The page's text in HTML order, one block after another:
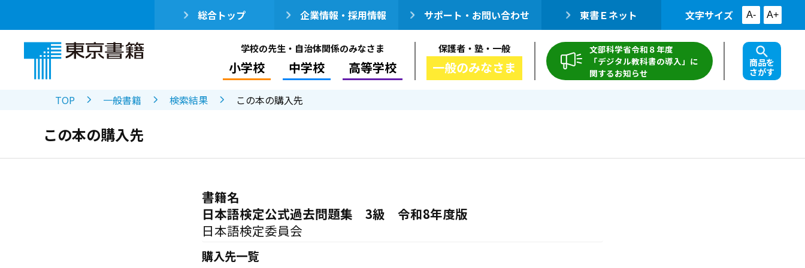
総合トップ 企業情報・採用情報 サポート・お問い合わせ 東書Ｅネット 文字サイズ A- A+
学校の先生・自治体関係のみなさま
小学校 中学校 高等学校
保護者・塾・一般
一般のみなさま
文部科学省令和８年度
「デジタル教科書の導入」に
関するお知らせ
商品を
さがす
TOP 一般書籍 検索結果 この本の購入先
この本の購入先
書籍名
日本語検定公式過去問題集 3級 令和8年度版
日本語検定委員会
購入先一覧